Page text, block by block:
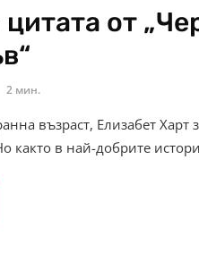
от
2 мин.
възраст, Елизабет Харт
както в най-добрите